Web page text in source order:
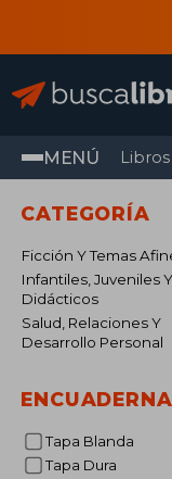
MENÚ
CATEGORÍA
Ficción Y Temas
Infantiles, Juveniles Y
Didácticos
Salud, Relaciones Y
Desarrollo Personal
Tapa Blanda
Tapa Dura